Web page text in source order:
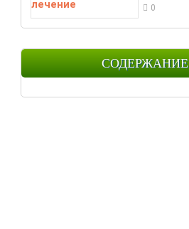
0
СОДЕРЖАНИЕ